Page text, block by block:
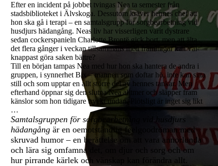
Efter en incident på jobbet tvingas Nea ta semester från
stadsbiblioteket i Älvskoga. Dessutom kräver hennes chef att
hon ska gå i terapi – en samtalsgrupp för sorgbearbetning vid
husdjurs hädangång. Neas liv har visserligen varit dystrare
sedan cockerspanieln Charlotte Brontë gick bort, men att älta
det flera gånger i veckan tillsammans med främlingar kan väl
knappast göra saken bättre?
Till en början tampas Nea med hur hon ska hantera de andra i
gruppen, i synnerhet Bix – mannen som doftar hö, inte kan sitta
still och som upptar en allt större del av hennes tankar. Men
efterhand öppnar sig den slutna Nea alltmer och släpper fram
känslor som hon tidigare tryckt undan. Plötsligt är inget sig likt
…
Samtalsgruppen för sorgbearbetning vid husdjurs
hädangång är en oemotståndlig feelgoodroman med
skruvad humor – en berättelse om att vara annorlunda
och lära sig omfamna det, om djur och sorg och om
hur pirrande kärlek och vänskap kan förändra allt.